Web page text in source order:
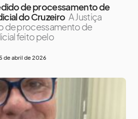
de processamento de
do Cruzeiro A Justiça
de processamento de
feito pelo
de abril de 2026